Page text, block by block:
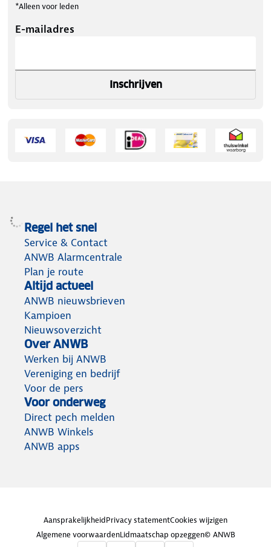
*Alleen voor leden
E-mailadres
Inschrijven
Regel het snel
Service & Contact
ANWB Alarmcentrale
Plan je route
Altijd actueel
ANWB nieuwsbrieven
Kampioen
Nieuwsoverzicht
Over ANWB
Werken bij ANWB
Vereniging en bedrijf
Voor de pers
Voor onderweg
Direct pech melden
ANWB Winkels
ANWB apps
AansprakelijkheidPrivacy statementCookies wijzigen
Algemene voorwaardenLidmaatschap opzeggen© ANWB